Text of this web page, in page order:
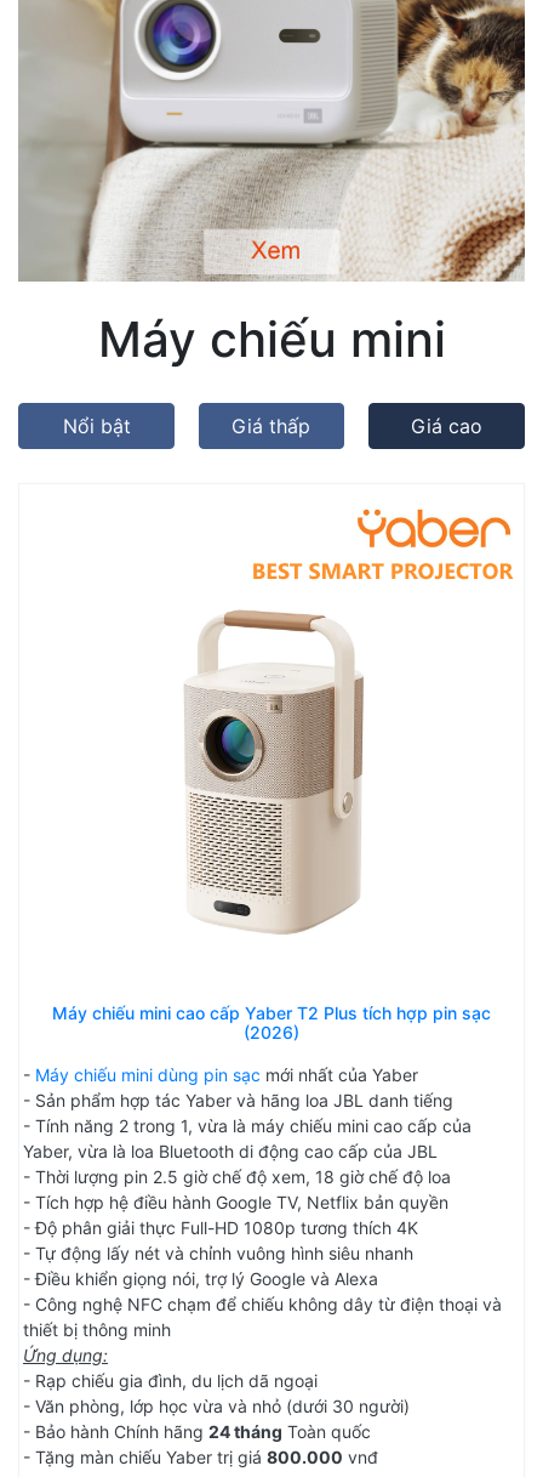
Máy chiếu mini
Nổi bật Giá thấp Giá cao
Máy chiếu mini cao cấp Yaber T2 Plus tích hợp pin sạc
(2026)
- Máy chiếu mini dùng pin sạc mới nhất của Yaber
- Sản phẩm hợp tác Yaber và hãng loa JBL danh tiếng
- Tính năng 2 trong 1, vừa là máy chiếu mini cao cấp của
Yaber, vừa là loa Bluetooth di động cao cấp của JBL
- Thời lượng pin 2.5 giờ chế độ xem, 18 giờ chế độ loa
- Tích hợp hệ điều hành Google TV, Netflix bản quyền
- Độ phân giải thực Full-HD 1080p tương thích 4K
- Tự động lấy nét và chỉnh vuông hình siêu nhanh
- Điều khiển giọng nói, trợ lý Google và Alexa
- Công nghệ NFC chạm để chiếu không dây từ điện thoại và
thiết bị thông minh
Ứng dụng:
- Rạp chiếu gia đình, du lịch dã ngoại
- Văn phòng, lớp học vừa và nhỏ (dưới 30 người)
- Bảo hành Chính hãng 24 tháng Toàn quốc
- Tặng màn chiếu Yaber trị giá 800.000 vnđ